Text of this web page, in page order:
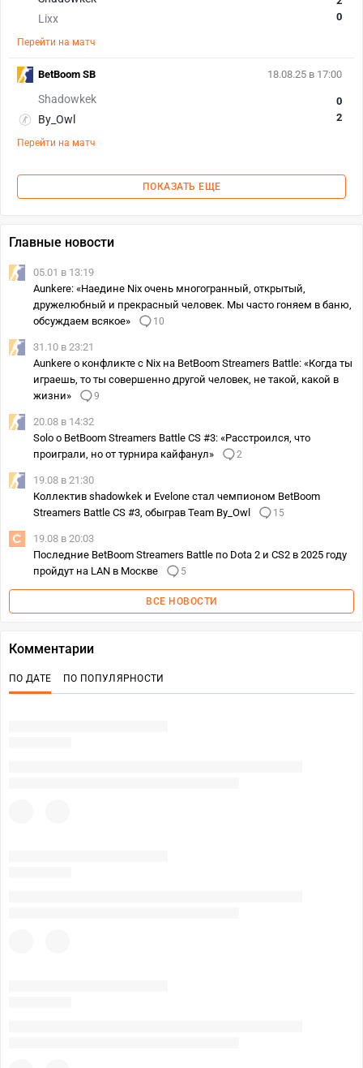
Lixx
0
Перейти на матч
18.08.25 в 17:00
Shadowkek
By_Owl
0
2
Перейти на матч
BetBoom SB
ПОКАЗАТЬ ЕЩЕ
Главные новости
05.01 в 13:19
Aunkere: «Наедине Nix очень многогранный, открытый,
дружелюбный и прекрасный человек. Мы часто гоняем в баню,
обсуждаем всякое»
10
31.10 в 23:21
Aunkere о конфликте с Nix на BetBoom Streamers Battle: «Когда ты
играешь, то ты совершенно другой человек, не такой, какой в
жизни»
9
20.08 в 14:32
Solo о BetBoom Streamers Battle CS #3: «Расстроился, что
проиграли, но от турнира кайфанул»
2
19.08 в 21:30
Коллектив shadowkek и Evelone стал чемпионом BetBoom
Streamers Battle CS #3, обыграв Team By_Owl
15
19.08 в 20:03
Последние BetBoom Streamers Battle по Dota 2 и CS2 в 2025 году
пройдут на LAN в Москве
5
ВСЕ НОВОСТИ
Комментарии
ПО ДАТЕ ПО ПОПУЛЯРНОСТИ